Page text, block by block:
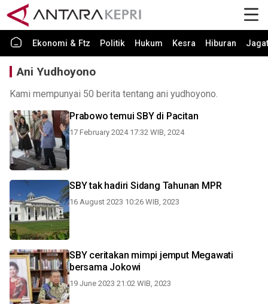
Ekonomi & Ftz Politik Hukum Kesra Hiburan Jagat
Ani Yudhoyono
Kami mempunyai 50 berita tentang ani yudhoyono.
Prabowo temui SBY di Pacitan
17 February 2024 17:32 WIB, 2024
SBY tak hadiri Sidang Tahunan MPR
16 August 2023 10:26 WIB, 2023
SBY ceritakan mimpi jemput Megawati
bersama Jokowi
19 June 2023 21:02 WIB, 2023